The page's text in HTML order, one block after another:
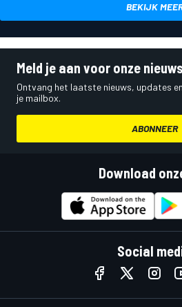
BEKIJK
Meld je aan voor onze
Ontvang het laatste nieuws, updates
je mailbox.
ABONNEER
Download
Social